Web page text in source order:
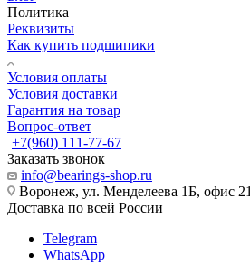
Политика
Реквизиты
Как купить подшипики
Условия оплаты
Условия доставки
Гарантия на товар
Вопрос-ответ
+7(960) 111-77-67
Заказать звонок
info@bearings-shop.ru
Воронеж, ул. Менделеева 1Б, офис
Доставка по всей России
Telegram
WhatsApp